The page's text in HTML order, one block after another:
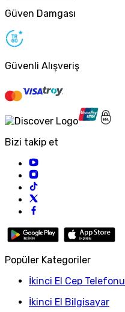
Güven Damgası
Güvenli Alışveriş
Bizi takip et
Popüler Kategoriler
İkinci El Cep Telefonu
İkinci El Bilgisayar